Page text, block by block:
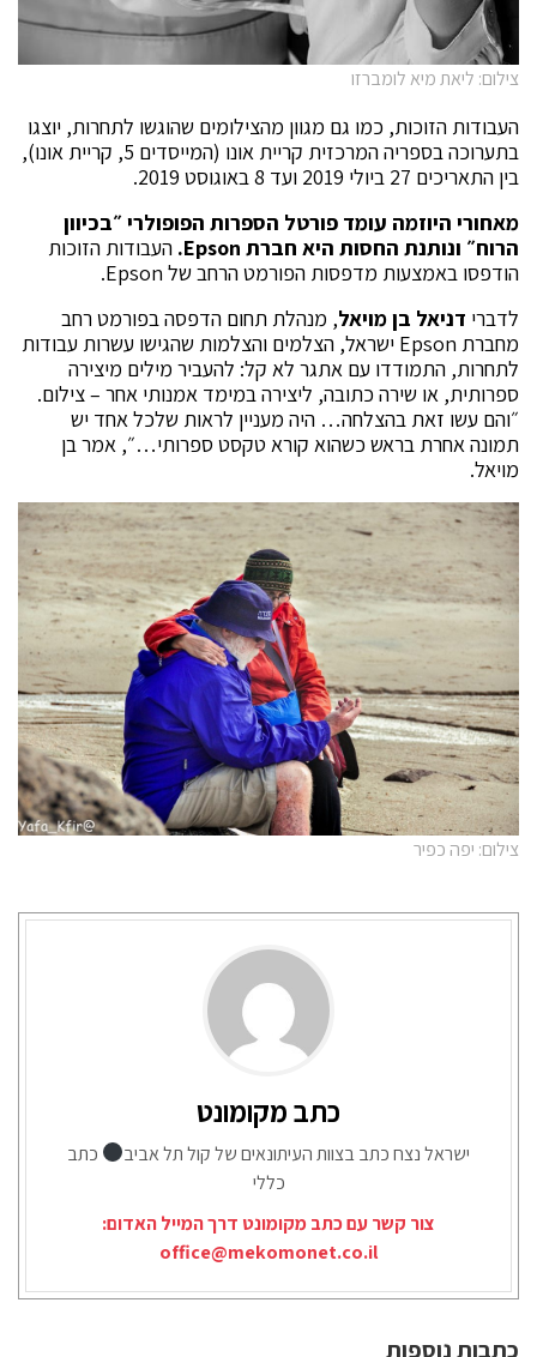
צילום: ליאת מיא לומברזו
העבודות הזוכות, כמו גם מגוון מהצילומים שהוגשו לתחרות, יוצגו
בתערוכה בספריה המרכזית קריית אונו (המייסדים 5, קריית אונו),
בין התאריכים 27 ביולי 2019 ועד 8 באוגוסט 2019.
מאחורי היוזמה עומד פורטל הספרות הפופולרי ״בכיוון
הרוח״ ונותנת החסות היא חברת Epson
. העבודות הזוכות
הודפסו באמצעות מדפסות הפורמט הרחב של Epson.
לדברי דניאל בן מויאל, מנהלת תחום הדפסה בפורמט רחב
מחברת Epson ישראל, הצלמים והצלמות שהגישו עשרות עבודות
לתחרות, התמודדו עם אתגר לא קל: להעביר מילים מיצירה
ספרותית, או שירה כתובה, ליצירה במימד אמנותי אחר – צילום.
״והם עשו זאת בהצלחה… היה מעניין לראות שלכל אחד יש
תמונה אחרת בראש כשהוא קורא טקסט ספרותי…״, אמר בן
מויאל.
צילום: יפה כפיר
כתב מקומונט
ישראל נצח כתב בצוות העיתונאים של קול תל אביב
כתב
כללי
צור קשר עם כתב מקומונט דרך המייל האדום:
office@mekomonet.co.il
כתבות נוספות